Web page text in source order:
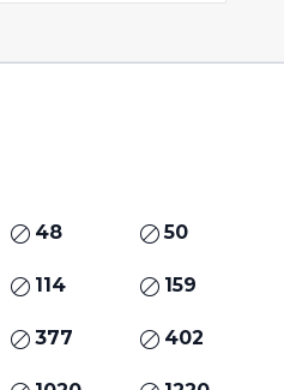
48 50
114 159
377 402